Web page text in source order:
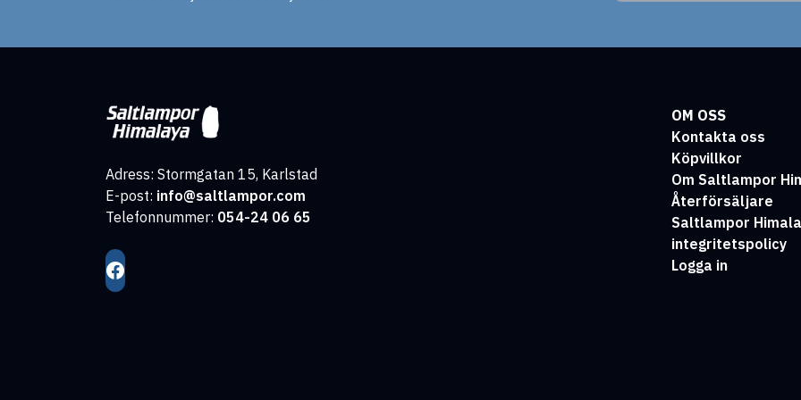
Adress: Stormgatan 15, Karlstad
E-post: info@saltlampor.com
Telefonnummer: 054-24 06 65
OM OSS
Kontakta oss
Köpvillkor
Om Saltlampor
Återförsäljare
Saltlampor
integritetspolicy
Logga in